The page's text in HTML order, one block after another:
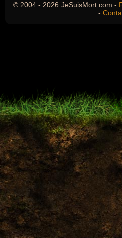
© 2004 - 2026 JeSuisMort.com -
-